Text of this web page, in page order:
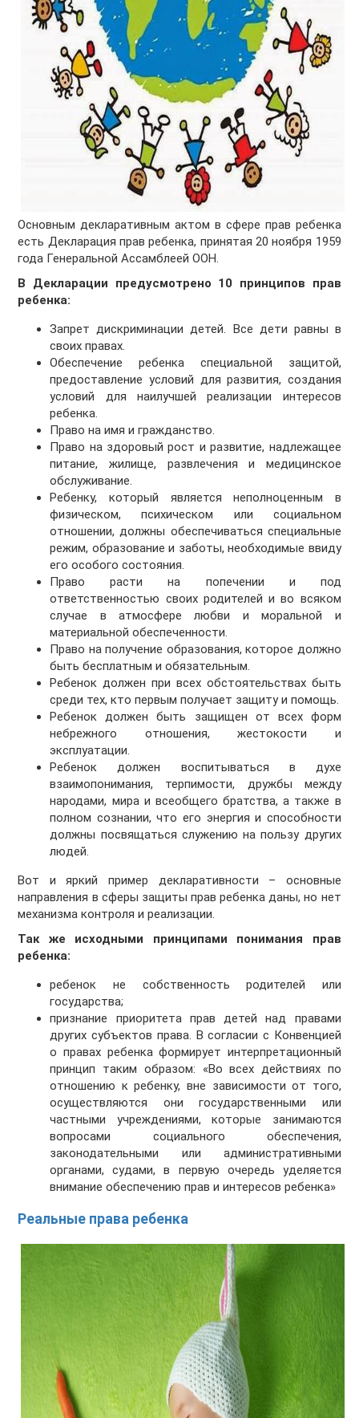
Основным декларативным актом в сфере прав ребенка
есть Декларация прав ребенка, принятая 20 ноября 1959
года Генеральной Ассамблеей ООН.
В Декларации предусмотрено 10 принципов прав
ребенка:
Запрет дискриминации детей. Все дети равны в
своих правах.
Обеспечение ребенка специальной защитой,
предоставление условий для развития, создания
условий для наилучшей реализации интересов
ребенка.
Право на имя и гражданство.
Право на здоровый рост и развитие, надлежащее
питание, жилище, развлечения и медицинское
обслуживание.
Ребенку, который является неполноценным в
физическом, психическом или социальном
отношении, должны обеспечиваться специальные
режим, образование и заботы, необходимые ввиду
его особого состояния.
Право расти на попечении и под
ответственностью своих родителей и во всяком
случае в атмосфере любви и моральной и
материальной обеспеченности.
Право на получение образования, которое должно
быть бесплатным и обязательным.
Ребенок должен при всех обстоятельствах быть
среди тех, кто первым получает защиту и помощь.
Ребенок должен быть защищен от всех форм
небрежного отношения, жестокости и
эксплуатации.
Ребенок должен воспитываться в духе
взаимопонимания, терпимости, дружбы между
народами, мира и всеобщего братства, а также в
полном сознании, что его энергия и способности
должны посвящаться служению на пользу других
людей.
Вот и яркий пример декларативности – основные
направления в сферы защиты прав ребенка даны, но нет
механизма контроля и реализации.
Так же исходными принципами понимания прав
ребенка:
ребенок не собственность родителей или
государства;
признание приоритета прав детей над правами
других субъектов права. В согласии с Конвенцией
о правах ребенка формирует интерпретационный
принцип таким образом: «Во всех действиях по
отношению к ребенку, вне зависимости от того,
осуществляются они государственными или
частными учреждениями, которые занимаются
вопросами социального обеспечения,
законодательными или административными
органами, судами, в первую очередь уделяется
внимание обеспечению прав и интересов ребенка»
Реальные права ребенка